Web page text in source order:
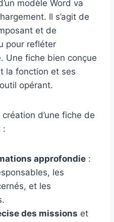
modèle Word va
Il s’agit de
et de
pour refléter
Une fiche bien conçue
la fonction et ses
opérant.
d’une fiche de
:
approfondie :
les
et les
des missions et